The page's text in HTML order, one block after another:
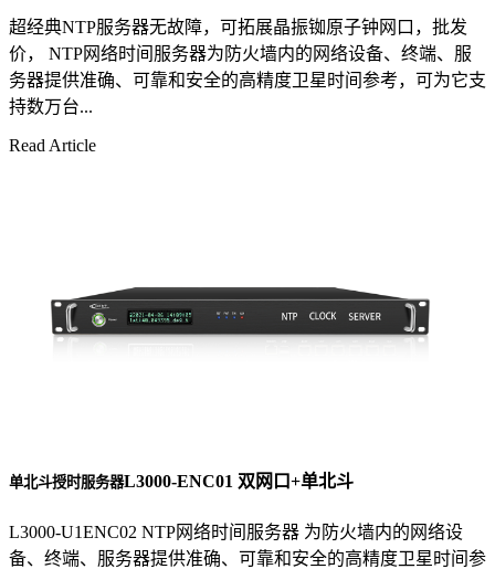
超经典NTP服务器无故障，可拓展晶振铷原子钟网口，批发
价， NTP网络时间服务器为防火墙内的网络设备、终端、服
务器提供准确、可靠和安全的高精度卫星时间参考，可为它支
持数万台...
Read Article
单北斗授时服务器L3000-ENC01 双网口+单北斗
L3000-U1ENC02 NTP网络时间服务器 为防火墙内的网络设
备、终端、服务器提供准确、可靠和安全的高精度卫星时间参